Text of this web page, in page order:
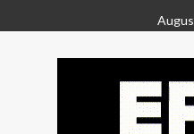
to